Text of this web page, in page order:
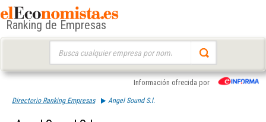
Ranking de Empresas
Información ofrecida por
Directorio Ranking Empresas Angel Sound S.l.